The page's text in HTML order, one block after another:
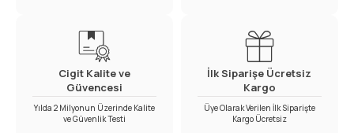
Cigit Kalite ve
Güvencesi
Yılda 2 Milyonun Üzerinde Kalite
ve Güvenlik Testi
İlk Siparişe Ücretsiz
Kargo
Üye Olarak Verilen İlk Siparişte
Kargo Ücretsiz